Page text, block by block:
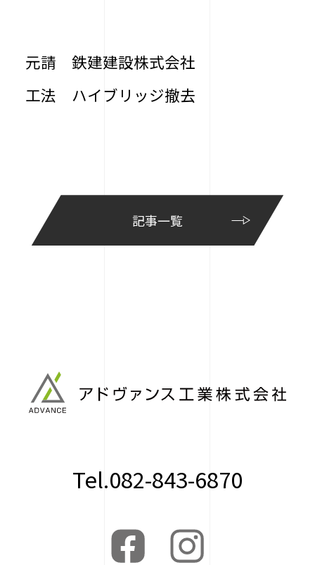
元請 鉄建建設株式会社
工法 ハイブリッジ撤去
記事一覧
Tel.082-843-6870